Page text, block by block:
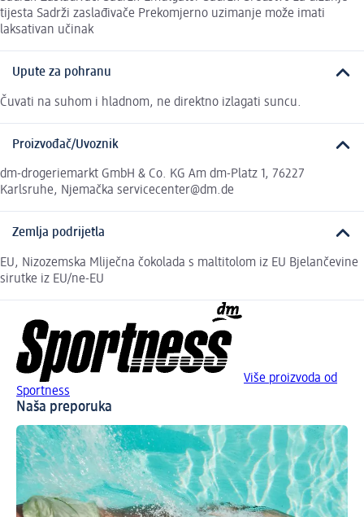
tijesta Sadrži zaslađivače Prekomjerno uzimanje može imati
laksativan učinak
Upute za pohranu
Čuvati na suhom i hladnom, ne direktno izlagati suncu.
Proizvođač/Uvoznik
dm-drogeriemarkt GmbH & Co. KG Am dm-Platz 1, 76227
Karlsruhe, Njemačka servicecenter@dm.de
Zemlja podrijetla
EU, Nizozemska Mliječna čokolada s maltitolom iz EU Bjelančevine
sirutke iz EU/ne-EU
Više proizvoda od
Sportness
Naša preporuka